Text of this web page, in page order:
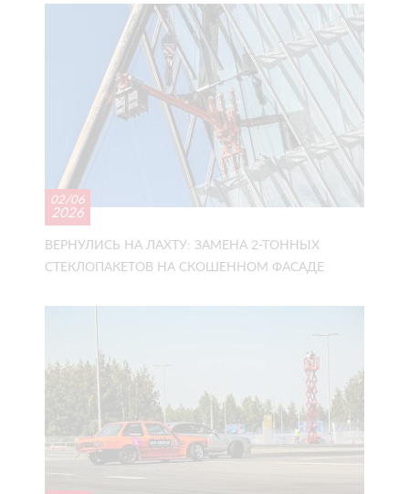
02/06
2026
ВЕРНУЛИСЬ НА ЛАХТУ: ЗАМЕНА 2-ТОННЫХ
СТЕКЛОПАКЕТОВ НА СКОШЕННОМ ФАСАДЕ